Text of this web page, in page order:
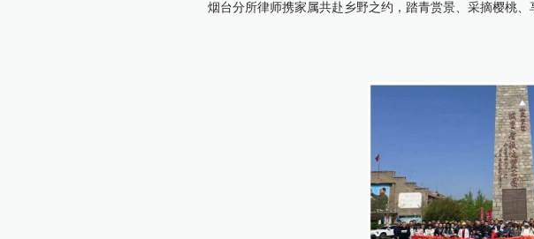
烟台分所律师携家属共赴乡野之约，踏青赏景、采摘樱桃